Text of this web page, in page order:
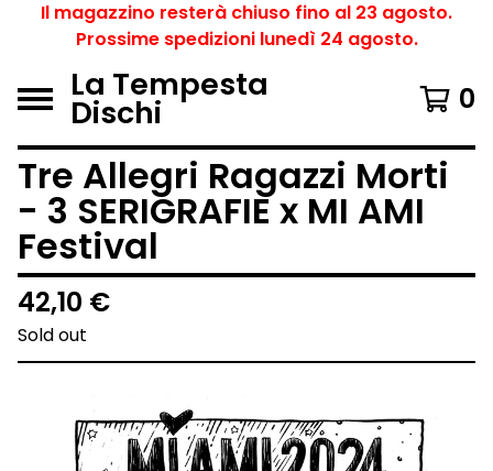
Il magazzino resterà chiuso fino al 23 agosto.
Prossime spedizioni lunedì 24 agosto.
La Tempesta
Dischi 0
Tre Allegri Ragazzi Morti
- 3 SERIGRAFIE x MI AMI
Festival
42,10 €
Sold out